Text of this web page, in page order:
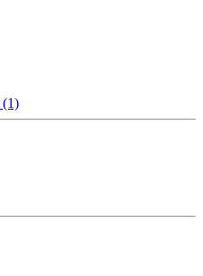
(1)